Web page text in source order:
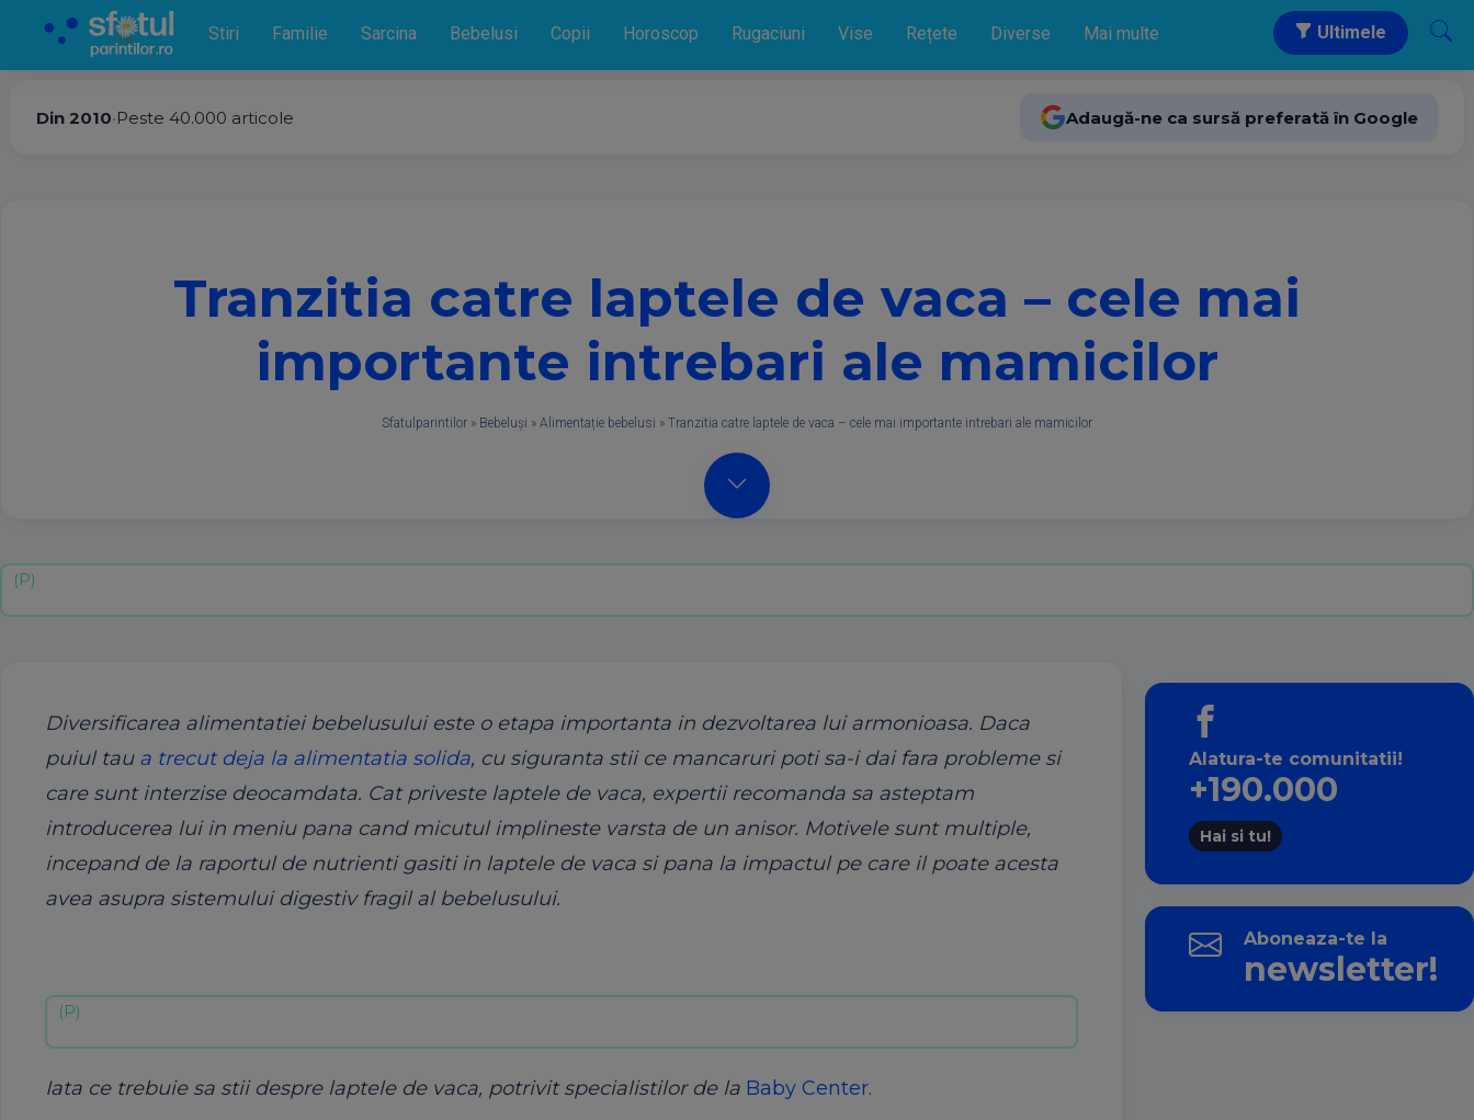
Stiri Familie Sarcina Bebelusi Copii Horoscop Rugaciuni Vise Rețete Diverse Mai multe Ultimele
Din 2010•Peste 40.000 articole Adaugă-ne ca sursă preferată în Google
Tranzitia catre laptele de vaca – cele mai
importante intrebari ale mamicilor
Sfatulparintilor » Bebeluși » Alimentație bebelusi » Tranzitia catre laptele de vaca – cele mai importante intrebari ale mamicilor
Diversificarea alimentatiei bebelusului este o etapa importanta in dezvoltarea lui armonioasa. Daca
puiul tau a trecut deja la alimentatia solida, cu siguranta stii ce mancaruri poti sa-i dai fara probleme si
care sunt interzise deocamdata. Cat priveste laptele de vaca, expertii recomanda sa asteptam
introducerea lui in meniu pana cand micutul implineste varsta de un anisor. Motivele sunt multiple,
incepand de la raportul de nutrienti gasiti in laptele de vaca si pana la impactul pe care il poate acesta
avea asupra sistemului digestiv fragil al bebelusului.
Iata ce trebuie sa stii despre laptele de vaca, potrivit specialistilor de la Baby Center.
Alatura-te comunitatii!
+190.000
Hai si tu!
Aboneaza-te la
newsletter!